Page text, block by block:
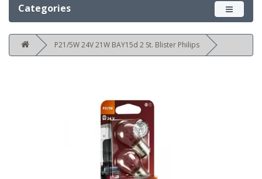
Categories Menü
P21/5W 24V 21W BAY15d 2 St. Blister Philips